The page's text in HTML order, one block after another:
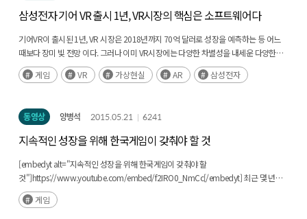
삼성전자 기어 VR 출시 1년, VR시장의 핵심은 소프트웨어다
기어VR이 출시된 1년, VR 시장은 2018년까지 70억 달러로 성장을 예측하는 등 어느
때보다 장미 빛 전망 이다. 그러나 이미 VR시장에는 다양한 차별성을 내세운 다양한
경쟁자들이 출현했고, 선도 진입주자로서의 삼성전자의 입지는 약화되고 있다.
VR시장은 향후 소프트웨어 주도 시장으로 변모가 예측되고 있으며, (후략)
게임 VR 가상현실 AR 삼성전자
동영상 양병석 2015.05.21 6241
지속적인 성장을 위해 한국게임이 갖춰야 할 것
[embedyt alt="지속적인 성장을 위해 한국게임이 갖춰야 할
것"]https://www.youtube.com/embed/f2IRO0_NmCc[/embedyt] 최근 몇 년간
사람들의 삶에 가장 큰 영향을 미친 디지털 기기는 스마트폰이라고 할 수 있습니다.
개인의 여가시간 중, 스마트폰을 통해 여행지를 찾거나, 책이나 기사를 읽고 그보다 더
게임